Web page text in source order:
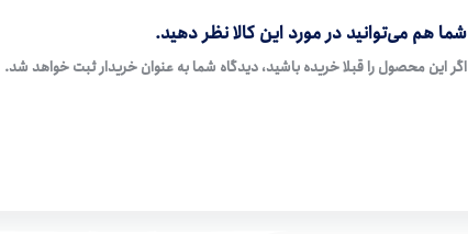
شما هم می‌توانید در مورد این کالا نظر دهید.
اگر این محصول را قبلا خریده باشید، دیدگاه شما به عنوان خریدار ثبت خواهد شد.